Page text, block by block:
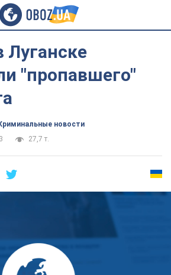
Луганске
"пропавшего"
новости
27,7 т.